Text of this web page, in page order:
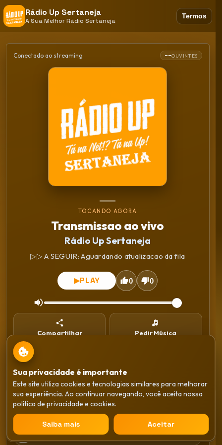
Rádio Up Sertaneja
A Sua Melhor Rádio Sertaneja
Termos
Conectado ao streaming --OUVINTES
TOCANDO AGORA
Transmissao ao vivo
Rádio Up Sertaneja
▷▷ A SEGUIR: Aguardando atualizacao da fila
▶PLAY 0 0
Compartilhar Pedir Música
Gêneros
Sertaneja
Anos 80
Sua privacidade é importante
Este site utiliza cookies e tecnologias similares para melhorar
sua experiência. Ao continuar navegando, você aceita nossa
política de privacidade e cookies.
Saiba mais Aceitar
Transmissao ao vivo
Rádio Up Sertaneja
▶PLAY
×